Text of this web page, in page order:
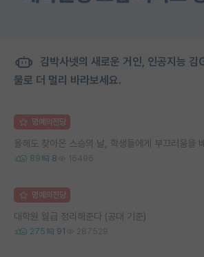
김박사넷의 새로운 거인, 인공지능 김
물로 더 멀리 바라보세요.
명예의전당
올해도 찾아온 스승의 날, 학생들에게 부끄러움을
89 8 16496
명예의전당
대학원 월급 정리해준다 (공대 기준)
275 91 287529